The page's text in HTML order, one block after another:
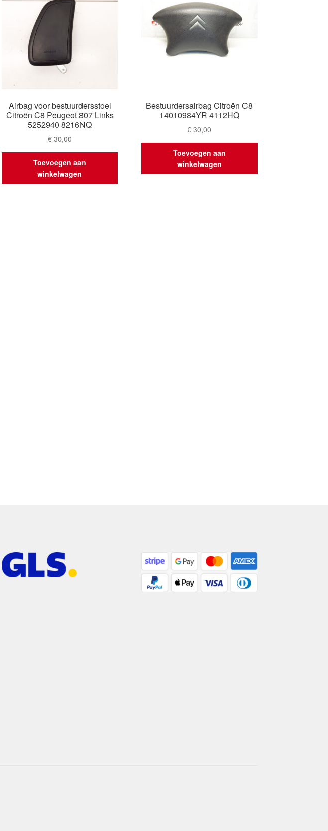
Airbag voor bestuurdersstoel
Citroën C8 Peugeot 807 Links
5252940 8216NQ
€30,00
Toevoegen aan
winkelwagen
Bestuurdersairbag Citroën C8
14010984YR 4112HQ
€ 30,00
Toevoegen aan
winkelwagen